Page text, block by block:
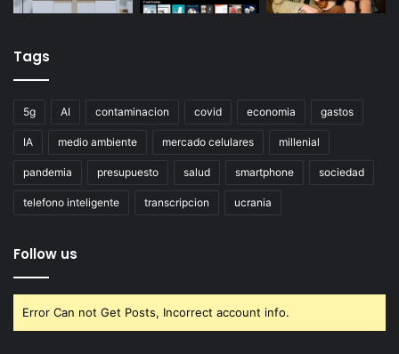
Tags
5g AI contaminacion covid economia gastos
IA medio ambiente mercado celulares millenial
pandemia presupuesto salud smartphone sociedad
telefono inteligente transcripcion ucrania
Follow us
Error Can not Get Posts, Incorrect account info.